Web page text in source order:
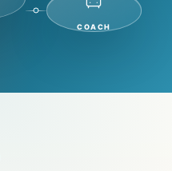
COACH